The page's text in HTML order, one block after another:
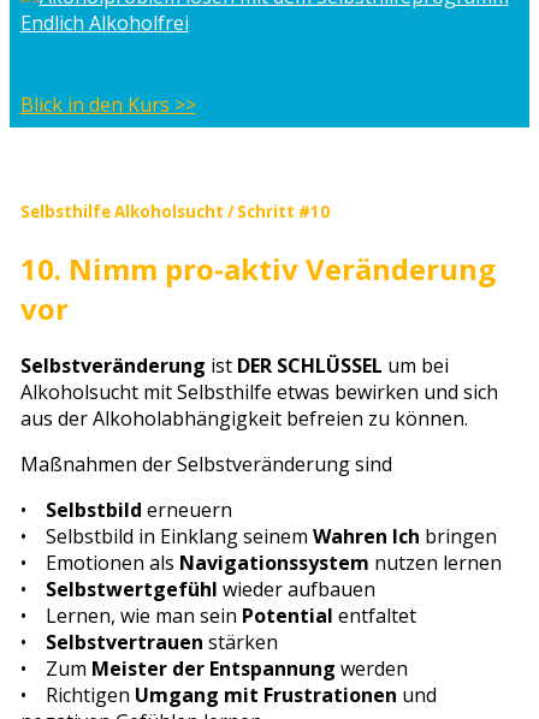
Blick in den Kurs >>
Selbsthilfe Alkoholsucht / Schritt #10
10. Nimm pro-aktiv Veränderung
vor
Selbstveränderung ist DER SCHLÜSSEL um bei
Alkoholsucht mit Selbsthilfe etwas bewirken und sich
aus der Alkoholabhängigkeit befreien zu können.
Maßnahmen der Selbstveränderung sind
• Selbstbild erneuern
• Selbstbild in Einklang seinem Wahren Ich bringen
• Emotionen als Navigationssystem nutzen lernen
• Selbstwertgefühl wieder aufbauen
• Lernen, wie man sein Potential entfaltet
• Selbstvertrauen stärken
• Zum Meister der Entspannung werden
• Richtigen Umgang mit Frustrationen und